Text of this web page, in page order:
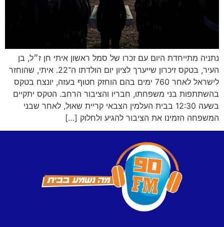
נתניה מתייחדת היום עם זכרו של סמל ראשון איתי חן ז״ל, בן
העיר, בטקס זיכרון שייערך לציון יום הולדתו ה־22. איתי, שהוחזר
לישראל לאחר 760 ימים בהם הוחזק חטוף בעזה, יונצח בטקס
בהשתתפות בני משפחתו, חבריו והציבור הרחב. הטקס יתקיים
בשעה 12:30 בבית העלמין הצבאי קריית שאול, לאחר שבני
המשפחה הזמינו את הציבור להגיע ולחלוק […]